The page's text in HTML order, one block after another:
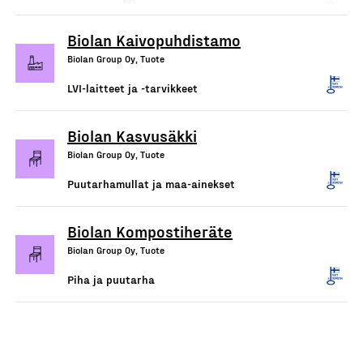
Biolan Kaivopuhdistamo
Biolan Group Oy, Tuote
LVI-laitteet ja -tarvikkeet
Biolan Kasvusäkki
Biolan Group Oy, Tuote
Puutarhamullat ja maa-ainekset
Biolan Kompostiheräte
Biolan Group Oy, Tuote
Piha ja puutarha